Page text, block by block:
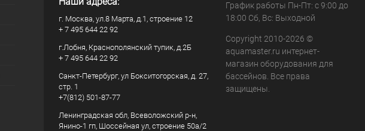
г. Москва, ул.8 Марта, д.1, строение 12
+ 7 495 644 22 92
г.Лобня, Краснополянский тупик, д.2Б
+ 7 495 644 22 92
Санкт-Петербург, ул Бокситогорская, д. 27,
стр. 1
+7(812) 501-87-77
Ленинградская обл, Всеволожский р-н,
Янино-1 гп, Шоссейная ул, строение 50а/2
График работы Пн-Пт: с 9:00 до
18:00 Сб, Вс: Выходной
Copyright 2010-2026 ©
aquamaster.ru интернет-
магазин оборудования для
бассейнов. Все права
защищены.